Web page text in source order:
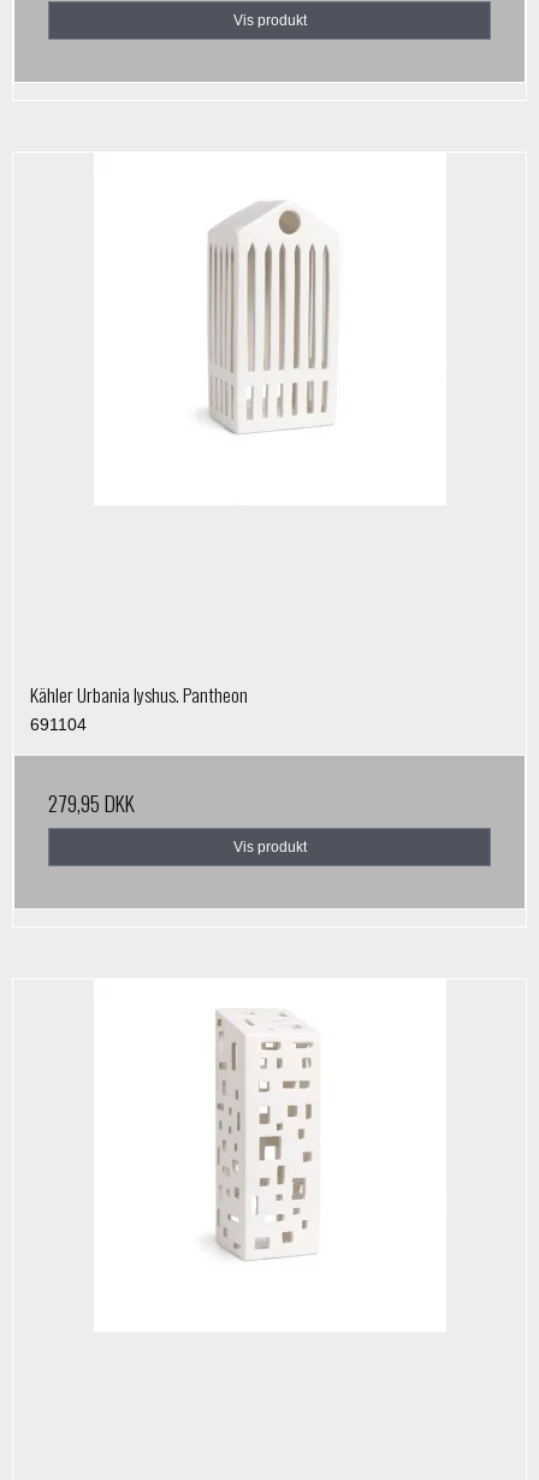
Vis produkt
Kähler Urbania lyshus. Pantheon
691104
279,95 DKK
Vis produkt